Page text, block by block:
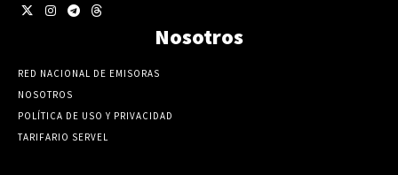
Nosotros
RED NACIONAL DE EMISORAS
NOSOTROS
POLÍTICA DE USO Y PRIVACIDAD
TARIFARIO SERVEL